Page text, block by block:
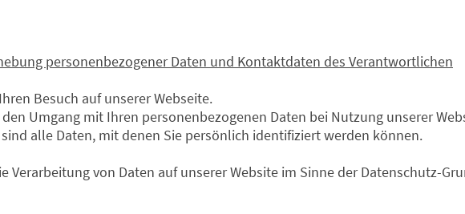
personenbezogener Daten und Kontaktdaten des Verantwortlichen
Besuch auf unserer Webseite.
Umgang mit Ihren personenbezogenen Daten bei Nutzung unserer
alle Daten, mit denen Sie persönlich identifiziert werden können.
Verarbeitung von Daten auf unserer Website im Sinne der Datenschutz-